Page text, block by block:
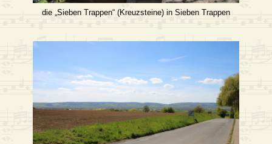
die „Sieben Trappen“ (Kreuzsteine) in Sieben Trappen